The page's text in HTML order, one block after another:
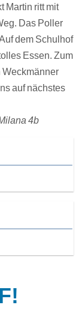
Martin ritt mit
Das Poller
dem Schulhof
Essen. Zum
Weckmänner
auf nächstes
4b